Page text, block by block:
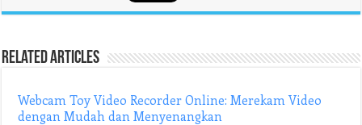
Related Articles
Webcam Toy Video Recorder Online: Merekam Video
dengan Mudah dan Menyenangkan